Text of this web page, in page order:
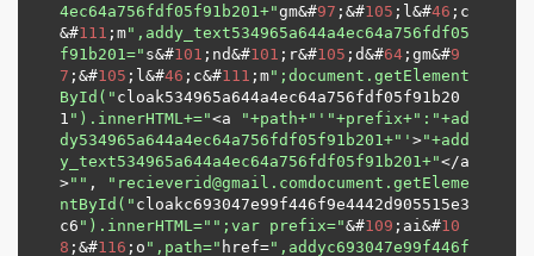
4ec64a756fdf05f91b201+"gm&#97 ;&#105 ;l&#46 ;c
&#111 ;m",addy_text534965a644a4ec64a756fdf05
f91b201=" s&#101 ;nd&#101 ;r&#105 ;d&#64 ;gm&#9
7 ;&#105 ;l&#46 ;c&#111 ;m";document.getElement
ById(" cloak534965a644a4ec64a756fdf05f91b20
1 ").innerHTML+="<a "+path+" '"+prefix+":"+ad
dy534965a644a4ec64a756fdf05f91b201+"' >"+add
y_text534965a644a4ec64a756fdf05f91b201+"</a
>"" ,
"recieverid@gmail.comdocument.getEleme
ntById(" cloakc693047e99f446f9e4442d905515e3
c6 ").innerHTML=" ";var prefix="&#109 ;ai&#10
8 ;&#116 ;o ",path=" href=",addyc693047e99f446f